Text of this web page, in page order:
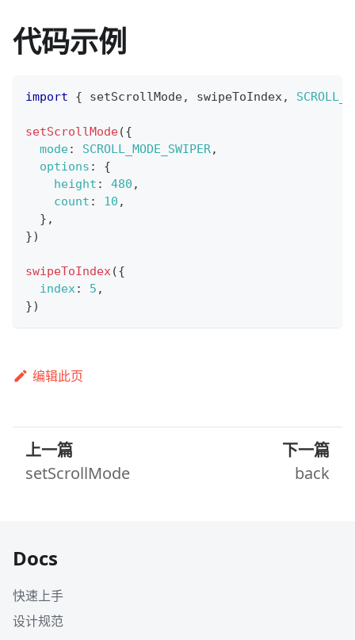
代码示例
import { setScrollMode, swipeToIndex,
setScrollMode({
mode: SCROLL_MODE_SWIPER,
options :
{
height : 480 ,
count : 10 ,
} ,
})
swipeToIndex({
index: 5 ,
})
编辑此页
上一篇
setScrollMode
下一篇
back
Docs
快速上手
设计规范